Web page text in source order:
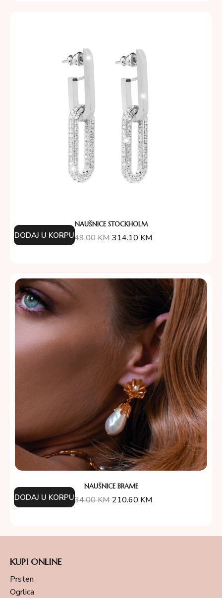
NAUŠNICE STOCKHOLM
349.00KM314.10 KM
DODAJ U KORPU
NAUŠNICE BRAME
234.00KM 210.60 KM
DODAJ U KORPU
KUPI ONLINE
Prsten
Ogrlica